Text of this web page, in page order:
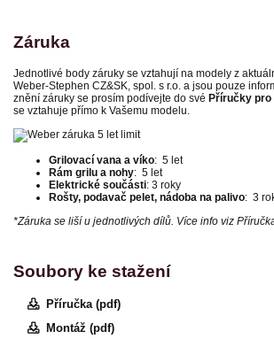
Záruka
Jednotlivé body záruky se vztahují na modely z
Weber-Stephen CZ&SK, spol. s r.o. a jsou pouze
znění záruky se prosím podívejte do své Příručky pro
se vztahuje přímo k Vašemu modelu.
Grilovací vana a víko: 5 let
Rám grilu a nohy: 5 let
Elektrické součásti: 3 roky
Rošty, podavač pelet, nádoba na palivo: 3
*Záruka se liší u jednotlivých dílů. Více info viz
Soubory ke stažení
Příručka (pdf)
Montáž (pdf)